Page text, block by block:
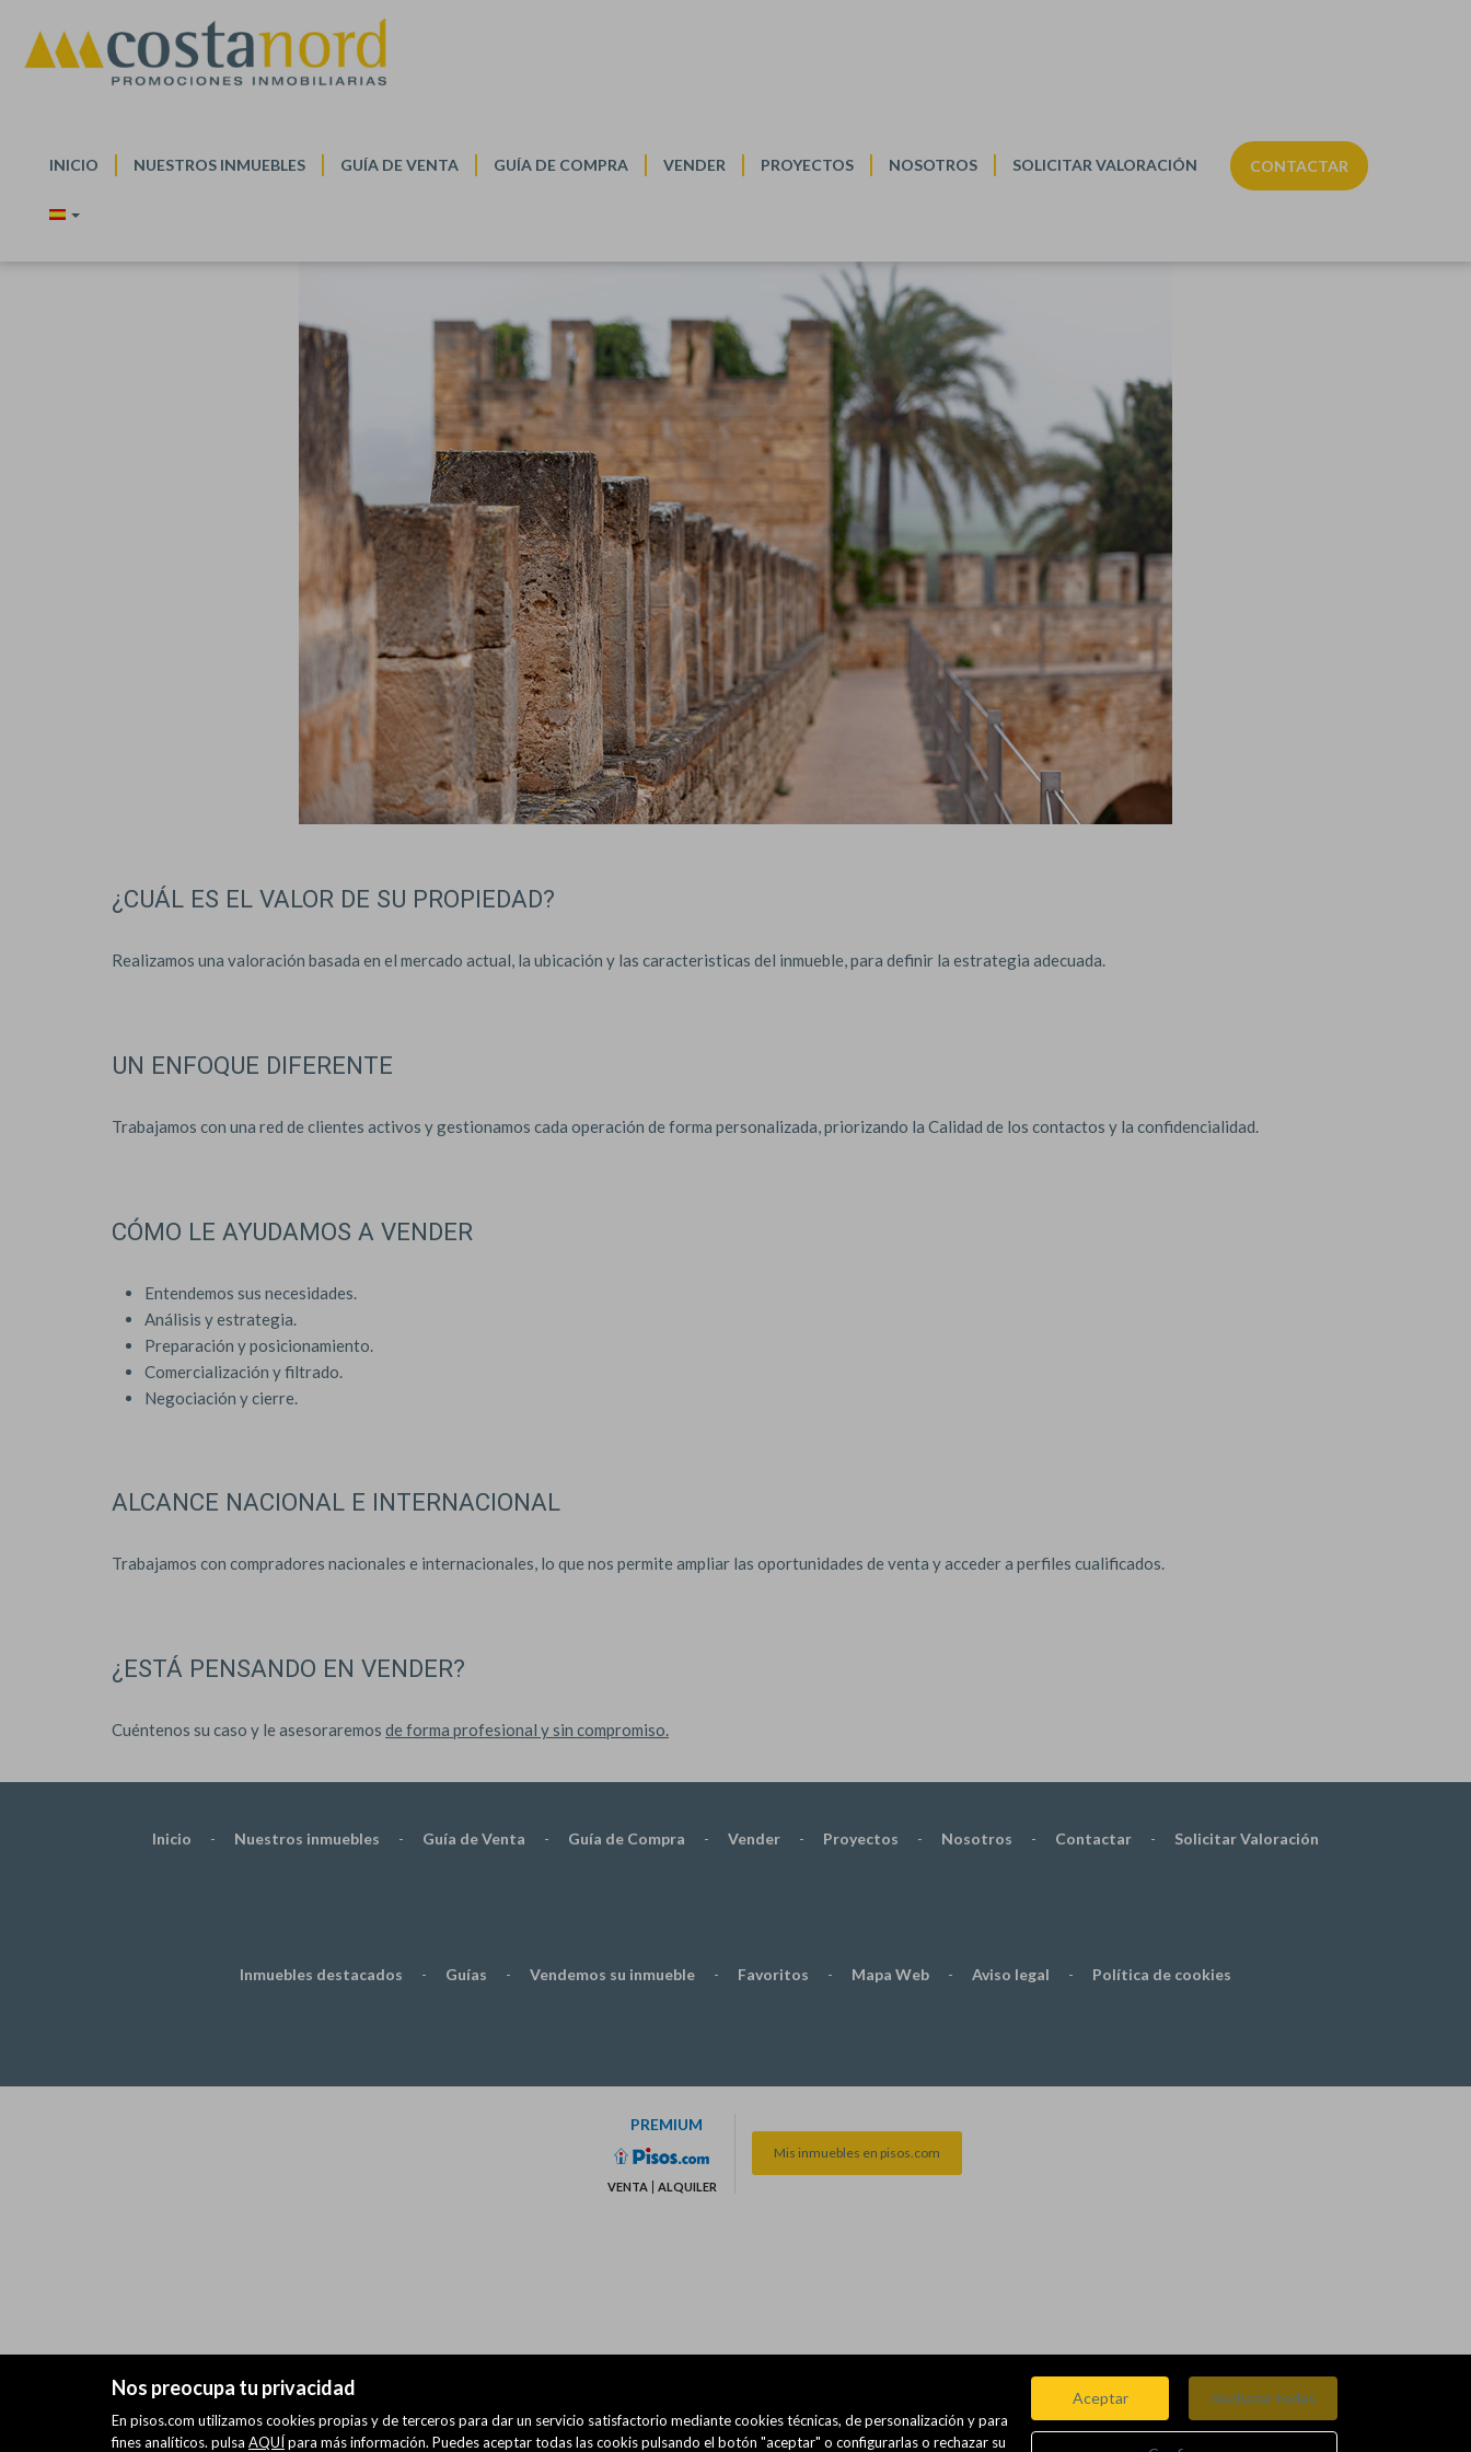
Nos preocupa tu privacidad
En pisos.com utilizamos cookies propias y de terceros para dar un servicio satisfactorio mediante cookies técnicas, de personalización y para
fines analíticos. pulsa AQUÍ para más información. Puedes aceptar todas las cookis pulsando el botón "aceptar" o configurarlas o rechazar su
Aceptar Rechazar todas
INICIO NUESTROS INMUEBLES GUÍA DE VENTA GUÍA DE COMPRA VENDER PROYECTOS NOSOTROS SOLICITAR VALORACIÓN CONTACTAR
le acompañamos en todo el proceso, desde la valoración de su inmueble hasta la firma de la venta, con un enfoque personalizado y orientado al major
¿CUÁL ES EL VALOR DE SU PROPIEDAD?
Realizamos una valoración basada en el mercado actual, la ubicación y las caracteristicas del inmueble, para definir la estrategia adecuada.
UN ENFOQUE DIFERENTE
Trabajamos con una red de clientes activos y gestionamos cada operación de forma personalizada, priorizando la Calidad de los contactos y la confidencialidad.
CÓMO LE AYUDAMOS A VENDER
Entendemos sus necesidades.
Análisis y estrategia.
Preparación y posicionamiento.
Comercialización y filtrado.
Negociación y cierre.
ALCANCE NACIONAL E INTERNACIONAL
Trabajamos con compradores nacionales e internacionales, lo que nos permite ampliar las oportunidades de venta y acceder a perfiles cualificados.
¿ESTÁ PENSANDO EN VENDER?
Cuéntenos su caso y le asesoraremos de forma profesional y sin compromiso.
Inicio - Nuestros inmuebles - Guía de Venta - Guía de Compra - Vender - Proyectos - Nosotros - Contactar - Solicitar Valoración
Inmuebles destacados - Guías - Vendemos su inmueble - Favoritos - Mapa Web - Aviso legal - Política de cookies
PREMIUM
VENTA ALQUILER
Mis inmuebles en pisos.com